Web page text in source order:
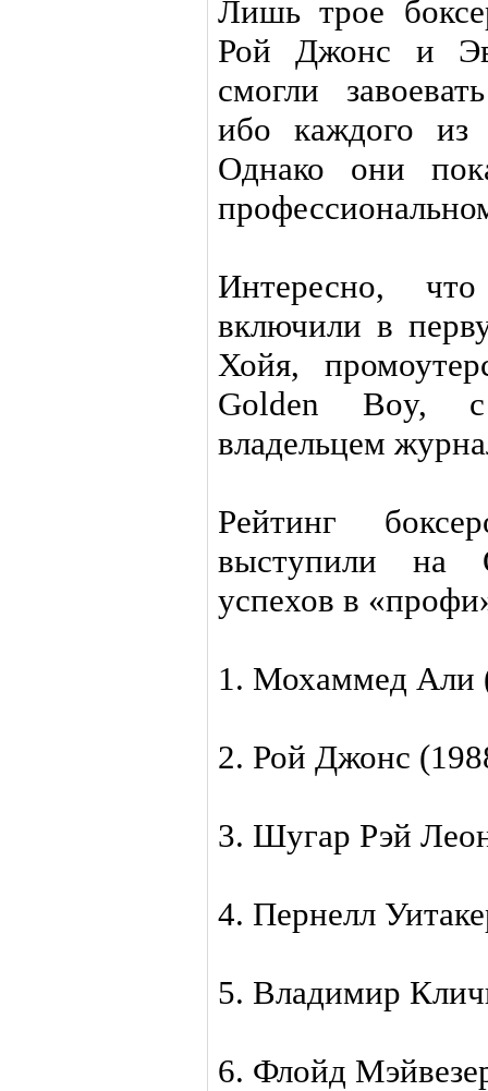
Лишь трое
Рой Джонс и
смогли
ибо каждого из
Однако они
Интересно,
включили в
Хойя,
Golden Boy,
владельцем
Рейтинг
выступили на
успехов в
1. Мохаммед Али
2. Рой Джонс
3. Шугар Рэй
4. Пернелл
5. Владимир
6. Флойд